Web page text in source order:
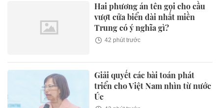
Hai phương án tên gọi cho cầu
vượt cửa biển dài nhất miền
Trung có ý nghĩa gì?
42 phút trước
Giải quyết các bài toán phát
triển cho Việt Nam nhìn từ nước
Úc